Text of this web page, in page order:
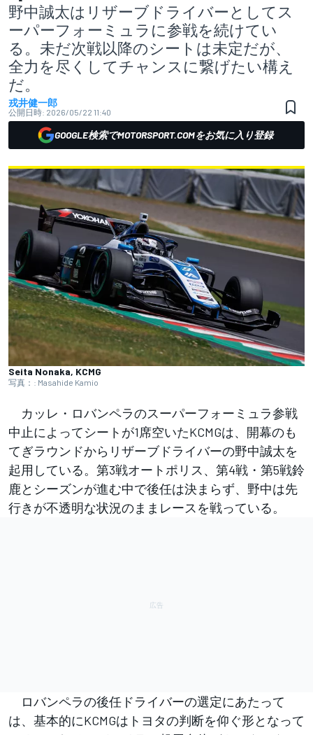
野中誠太はリザーブドライバーとしてス
ーパーフォーミュラに参戦を続けてい
る。未だ次戦以降のシートは未定だが、
全力を尽くしてチャンスに繋げたい構え
だ。
戎井健一郎
公開日時: 2026/05/22 11:40
GOOGLE検索でMOTORSPORT.COMをお気に入り登録
Seita Nonaka, KCMG
写真：: Masahide Kamio
カッレ・ロバンペラのスーパーフォーミュラ参戦
中止によってシートが1席空いたKCMGは、開幕のも
てぎラウンドからリザーブドライバーの野中誠太を
起用している。第3戦オートポリス、第4戦・第5戦鈴
鹿とシーズンが進む中で後任は決まらず、野中は先
行きが不透明な状況のままレースを戦っている。
ロバンペラの後任ドライバーの選定にあたって
は、基本的にKCMGはトヨタの判断を仰ぐ形となって